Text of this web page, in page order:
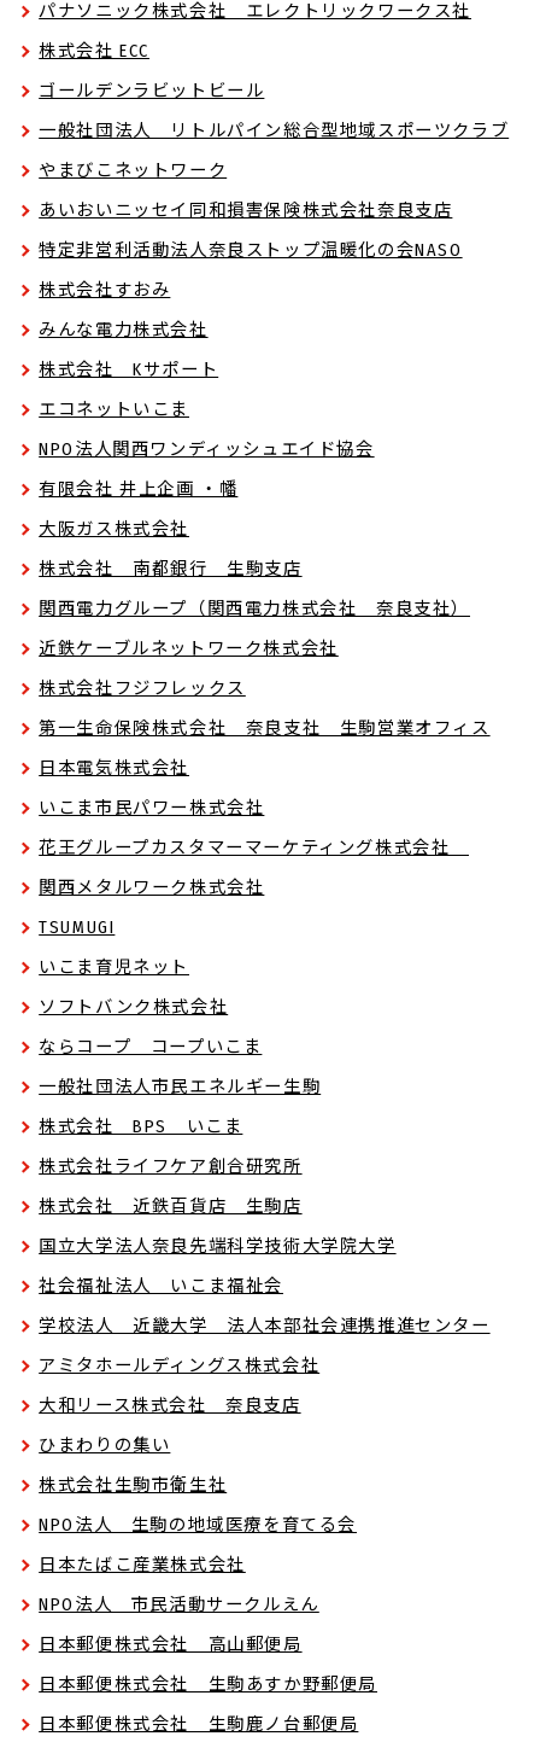
パナソニック株式会社 エレクトリックワークス社
株式会社 ECC
ゴールデンラビットビール
一般社団法人 リトルパイン総合型地域スポーツクラブ
やまびこネットワーク
あいおいニッセイ同和損害保険株式会社奈良支店
特定非営利活動法人奈良ストップ温暖化の会NASO
株式会社すおみ
みんな電力株式会社
株式会社 Kサポート
エコネットいこま
NPO法人関西ワンディッシュエイド協会
有限会社 井上企画 ・幡
大阪ガス株式会社
株式会社 南都銀行 生駒支店
関西電力グループ（関西電力株式会社 奈良支社）
近鉄ケーブルネットワーク株式会社
株式会社フジフレックス
第一生命保険株式会社 奈良支社 生駒営業オフィス
日本電気株式会社
いこま市民パワー株式会社
花王グループカスタマーマーケティング株式会社
関西メタルワーク株式会社
TSUMUGI
いこま育児ネット
ソフトバンク株式会社
ならコープ コープいこま
一般社団法人市民エネルギー生駒
株式会社 BPS いこま
株式会社ライフケア創合研究所
株式会社 近鉄百貨店 生駒店
国立大学法人奈良先端科学技術大学院大学
社会福祉法人 いこま福祉会
学校法人 近畿大学 法人本部社会連携推進センター
アミタホールディングス株式会社
大和リース株式会社 奈良支店
ひまわりの集い
株式会社生駒市衛生社
NPO法人 生駒の地域医療を育てる会
日本たばこ産業株式会社
NPO法人 市民活動サークルえん
日本郵便株式会社 高山郵便局
日本郵便株式会社 生駒あすか野郵便局
日本郵便株式会社 生駒鹿ノ台郵便局